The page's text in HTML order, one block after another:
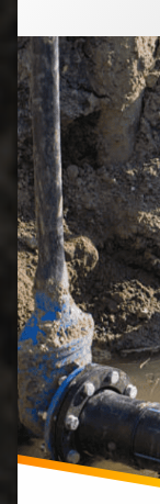
구
막
힘
미
하
수
구
막
힘
도
로
하
수
구
막
힘
서
대
문
하